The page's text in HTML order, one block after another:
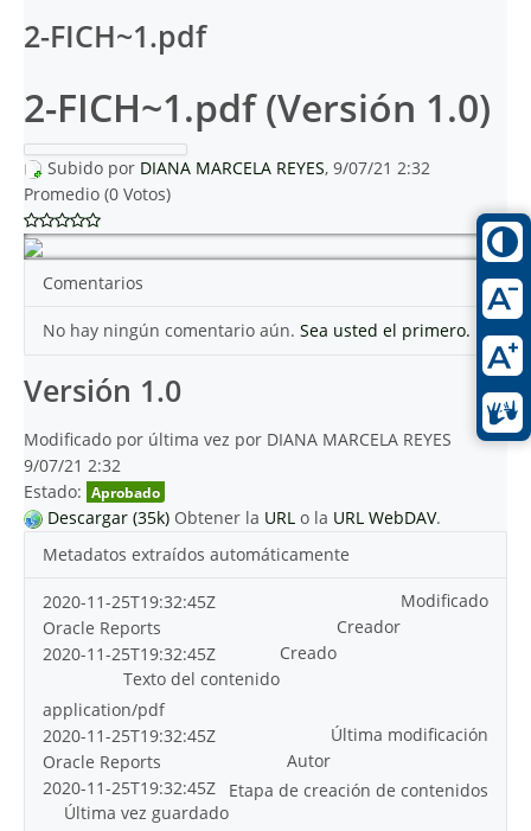
2-FICH~1.pdf
2-FICH~1.pdf (Versión 1.0)
Subido por DIANA MARCELA REYES, 9/07/21 2:32
Promedio (0 Votos)
Comentarios
No hay ningún comentario aún. Sea usted el primero.
Versión 1.0
Modificado por última vez por DIANA MARCELA REYES
9/07/21 2:32
Estado: Aprobado
Descargar (35k) Obtener la URL o la URL WebDAV.
Metadatos extraídos automáticamente
Modificado
2020-11-25T19:32:45Z
Creador
Oracle Reports
Creado
2020-11-25T19:32:45Z
Texto del contenido
application/pdf
Última modificación
2020-11-25T19:32:45Z
Autor
Oracle Reports
Etapa de creación de contenidos
2020-11-25T19:32:45Z
Última vez guardado